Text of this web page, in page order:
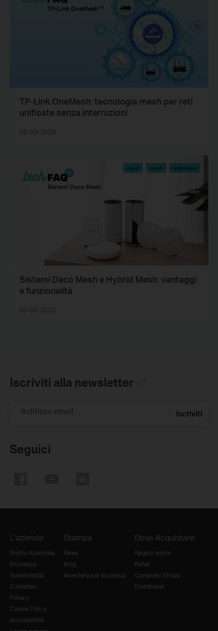
TP-Link OneMesh: tecnologia mesh per reti
unificate senza interruzioni
09-23-2020
deco mesh estensioni
Sistemi Deco Mesh e Hybrid Mesh: vantaggi
e funzionalità
03-09-2020
Iscriviti alla newsletter
Indirizzo email Iscriviti
Seguici
L'azienda
Profilo Aziendale
Sicurezza
Sostenibilità
Contattaci
Privacy
Cookie Policy
Accessibilità
Stampa
News
Blog
Avvertenza di sicurezza
Dove Acquistare
Negozi online
Retail
Computer Shops
Distributori